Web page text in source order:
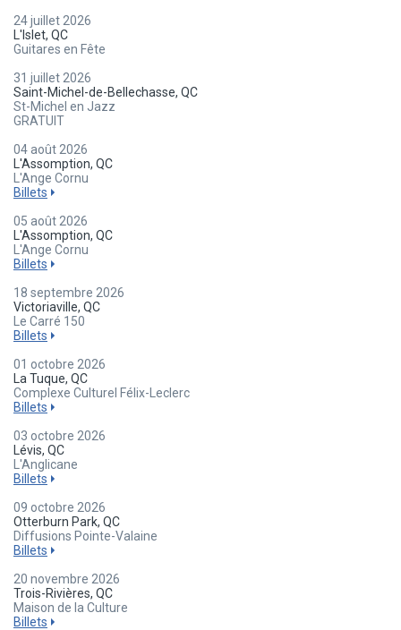
24 juillet 2026
L'Islet, QC
Guitares en Fête
31 juillet 2026
Saint-Michel-de-Bellechasse, QC
St-Michel en Jazz
GRATUIT
04 août 2026
L'Assomption, QC
L'Ange Cornu
Billets
05 août 2026
L'Assomption, QC
L'Ange Cornu
Billets
18 septembre 2026
Victoriaville, QC
Le Carré 150
Billets
01 octobre 2026
La Tuque, QC
Complexe Culturel Félix-Leclerc
Billets
03 octobre 2026
Lévis, QC
L'Anglicane
Billets
09 octobre 2026
Otterburn Park, QC
Diffusions Pointe-Valaine
Billets
20 novembre 2026
Trois-Rivières, QC
Maison de la Culture
Billets